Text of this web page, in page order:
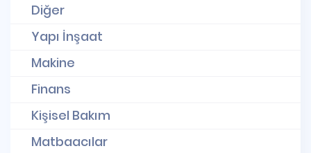
Diğer
Yapı İnşaat
Makine
Finans
Kişisel Bakım
Matbaacılar